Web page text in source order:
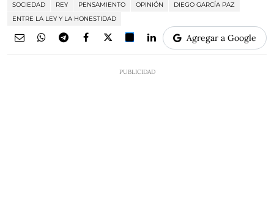
SOCIEDAD REY PENSAMIENTO OPINIÓN
DIEGO GARCÍA PAZ
ENTRE LA LEY Y LA HONESTIDAD
Agregar a Google